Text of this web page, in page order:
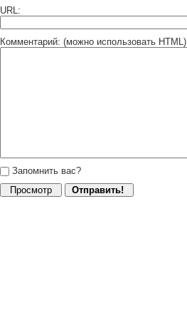
URL:
Комментарий: (можно использовать HTML)
Запомнить вас?